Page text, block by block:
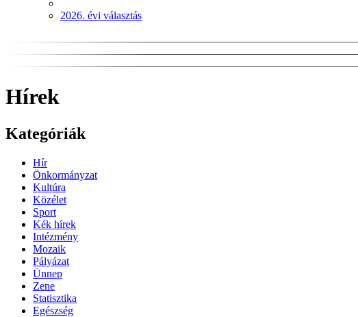
2026. évi választás
Hírek
Kategóriák
Hír
Önkormányzat
Kultúra
Közélet
Sport
Kék hírek
Intézmény
Mozaik
Pályázat
Ünnep
Zene
Statisztika
Egészség